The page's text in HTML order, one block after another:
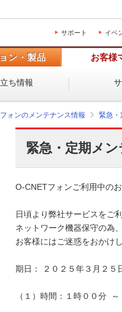
サポート イベ
ン・製品 お客様
ち情報
ォンのメンテナンス情報 緊急・
緊急・定期メ
O-CNETフォンご利用中の
日頃より弊社サービスをご
ネットワーク機器保守の為
お客様にはご迷惑をおかけ
期日： ２０２５年３月２５
（１）時間：１時００分